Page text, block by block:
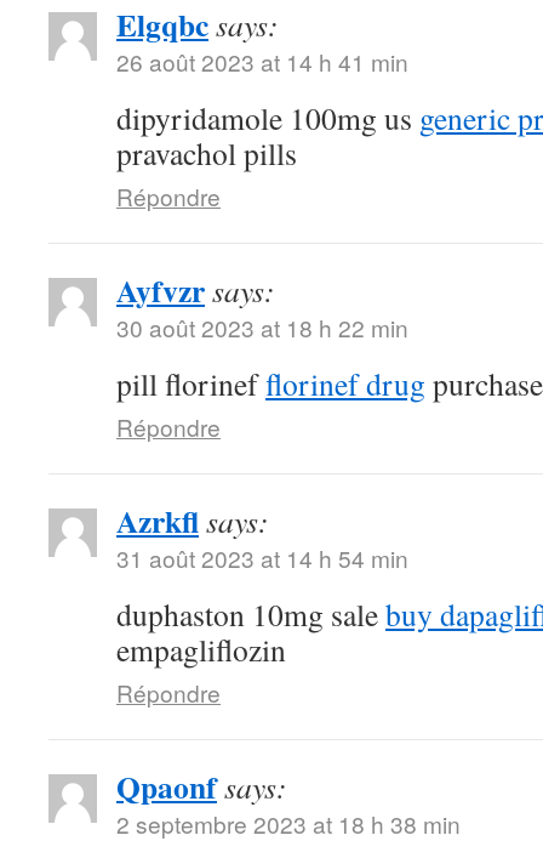
Elgqbcsays:
26 août 2023 at 14 h 41 min
dipyridamole 100mg us generic
pravachol pills
Répondre
Ayfvzrsays:
30 août 2023 at 18 h 22 min
pill florinefflorinef drug
Répondre
Azrkflsays:
31 août 2023 at 14 h 54 min
duphaston 10mg salebuy
empagliflozin
Répondre
Qpaonfsays:
2 septembre 2023 at 18 h 38 min